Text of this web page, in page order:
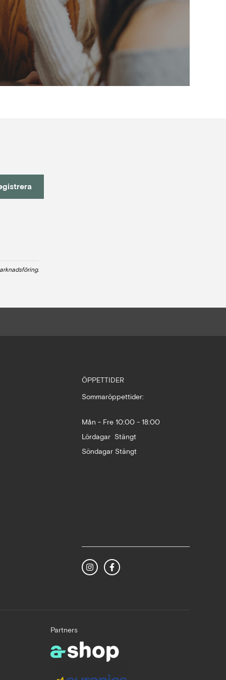
ÖPPETTIDER
Sommaröppettider:
Mån - Fre 10:00 - 18:00
Lördagar Stängt
Söndagar Stängt
Partners